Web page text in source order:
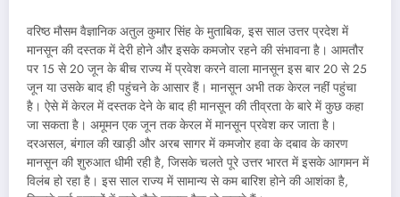
वरिष्ठ मौसम वैज्ञानिक अतुल कुमार सिंह के मुताबिक, इस साल उत्तर प्रदेश में
मानसून की दस्तक में देरी होने और इसके कमजोर रहने की संभावना है। आमतौर
पर 15 से 20 जून के बीच राज्य में प्रवेश करने वाला मानसून इस बार 20 से 25
जून या उसके बाद ही पहुंचने के आसार हैं। मानसून अभी तक केरल नहीं पहुंचा
है। ऐसे में केरल में दस्तक देने के बाद ही मानसून की तीव्रता के बारे में कुछ कहा
जा सकता है। अमूमन एक जून तक केरल में मानसून प्रवेश कर जाता है।
दरअसल, बंगाल की खाड़ी और अरब सागर में कमजोर हवा के दबाव के कारण
मानसून की शुरुआत धीमी रही है, जिसके चलते पूरे उत्तर भारत में इसके आगमन में
विलंब हो रहा है। इस साल राज्य में सामान्य से कम बारिश होने की आशंका है,